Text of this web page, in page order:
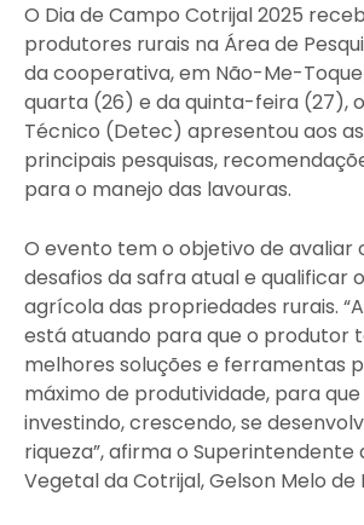
O Dia de Campo Cotrijal 2025
produtores rurais na Área de
da cooperativa, em Não-Me-
quarta (26) e da quinta-feira (27),
Técnico (Detec) apresentou aos
principais pesquisas,
para o manejo das lavouras.
O evento tem o objetivo de avaliar
desafios da safra atual e qualificar
agrícola das propriedades rurais.
está atuando para que o produtor
melhores soluções e ferramentas
máximo de produtividade, para
investindo, crescendo, se
riqueza”, afirma o Superintendente
Vegetal da Cotrijal, Gelson Melo de